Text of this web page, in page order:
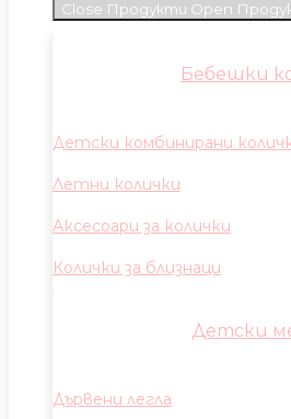
Close Продукти Open
Бебешки
Детски комбинирани
Летни колички
Аксесоари за колички
Колички за близнаци
Детски
Дървени легла